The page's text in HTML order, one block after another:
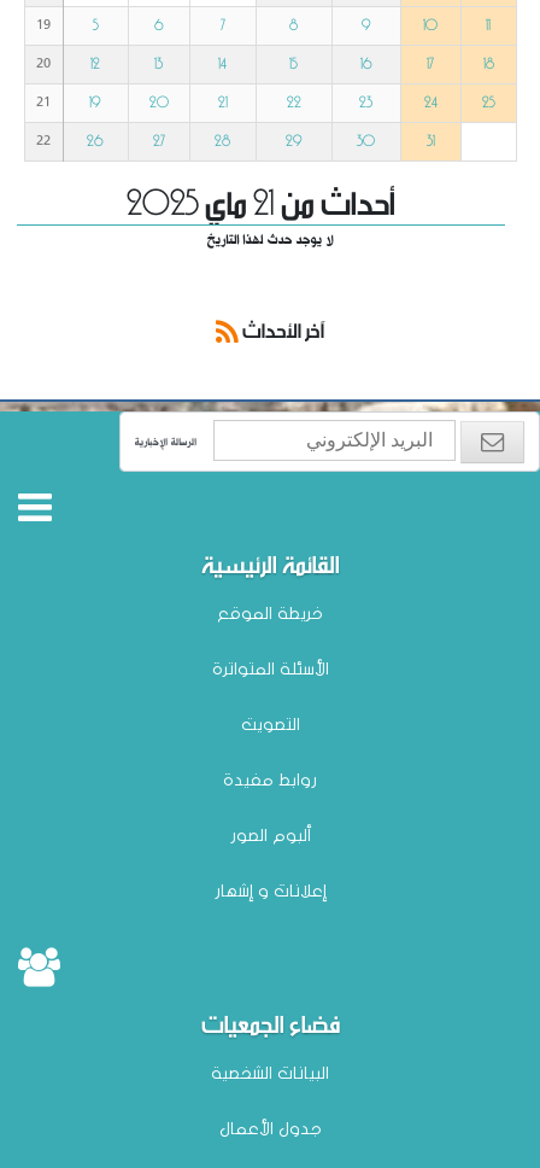
19 5 6 7 8 9 10 11
20 12 13 14 15 16 17 18
21 19 20 21 22 23 24 25
22 26 27 28 29 30 31
أحداث من 21 ماي 2025
لا يوجد حدث لهذا التاريخ
آخر الأحداث
الرسالة الإخبارية
القائمة الرئيسية
خريطة الموقع
الأسئلة المتواترة
التصويت
روابط مفيدة
ألبوم الصور
إعلانات و إشهار
فضاء الجمعيات
البيانات الشخصية
جدول الأعمال